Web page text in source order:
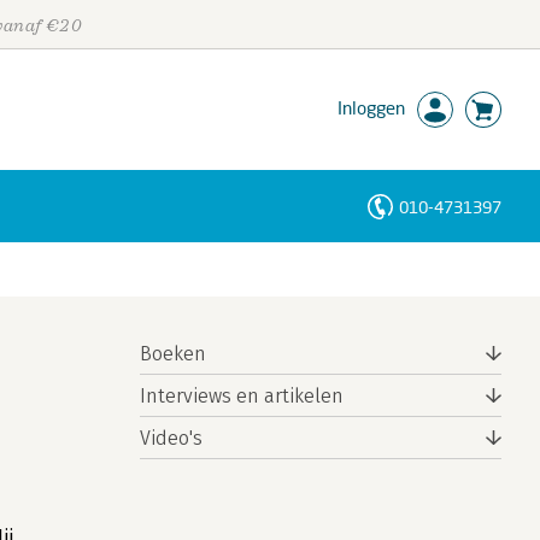
€20
Inloggen
010-4731397
Boeken
Interviews en artikelen
Video's
Personen